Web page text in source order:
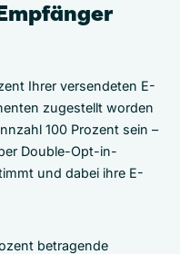
Ihrer versendeten E-
zugestellt worden
100 Prozent sein –
Double-Opt-in-
und dabei ihre E-
betragende